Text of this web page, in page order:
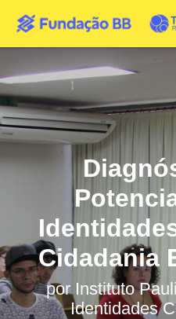
Cidadania
por Instituto
Identidades